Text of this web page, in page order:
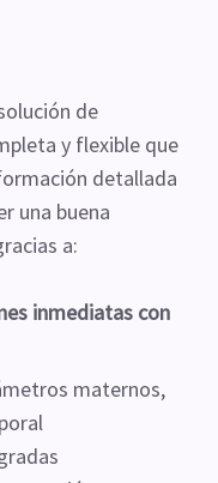
de
y flexible que
detallada
una buena
a:
inmediatas con
maternos,